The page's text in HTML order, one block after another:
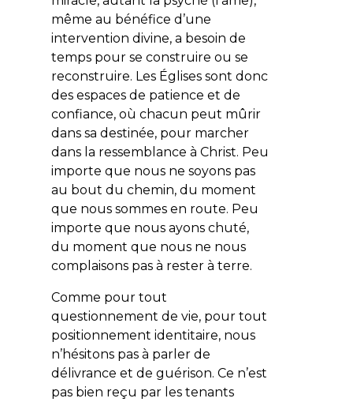
même au bénéfice d’une
intervention divine, a besoin de
temps pour se construire ou se
reconstruire. Les Églises sont donc
des espaces de patience et de
confiance, où chacun peut mûrir
dans sa destinée, pour marcher
dans la ressemblance à Christ. Peu
importe que nous ne soyons pas
au bout du chemin, du moment
que nous sommes en route. Peu
importe que nous ayons chuté,
du moment que nous ne nous
complaisons pas à rester à terre.
Comme pour tout
questionnement de vie, pour tout
positionnement identitaire, nous
n’hésitons pas à parler de
délivrance et de guérison. Ce n’est
pas bien reçu par les tenants